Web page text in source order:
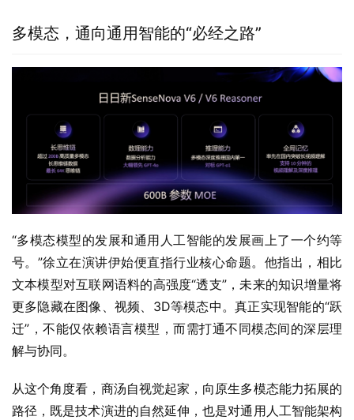
多模态，通向通用智能的“必经之路”
“多模态模型的发展和通用人工智能的发展画上了一个约等
号。”徐立在演讲伊始便直指行业核心命题。他指出，相比
文本模型对互联网语料的高强度“透支”，未来的知识增量将
更多隐藏在图像、视频、3D等模态中。真正实现智能的“跃
迁”，不能仅依赖语言模型，而需打通不同模态间的深层理
解与协同。
从这个角度看，商汤自视觉起家，向原生多模态能力拓展的
路径，既是技术演进的自然延伸，也是对通用人工智能架构